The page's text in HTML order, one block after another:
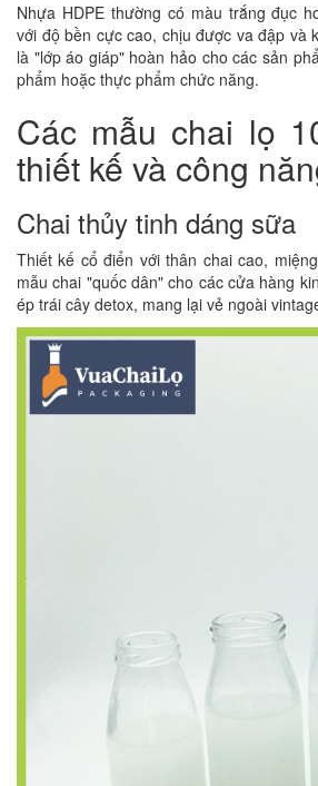
Nhựa HDPE thường có màu trắng đục
với độ bền cực cao, chịu được va đập và
là "lớp áo giáp" hoàn hảo cho các sản
phẩm hoặc thực phẩm chức năng.
Các mẫu chai lọ
thiết kế và công
Chai thủy tinh dáng sữa
Thiết kế cổ điển với thân chai cao,
mẫu chai "quốc dân" cho các cửa hàng
ép trái cây detox, mang lại vẻ ngoài